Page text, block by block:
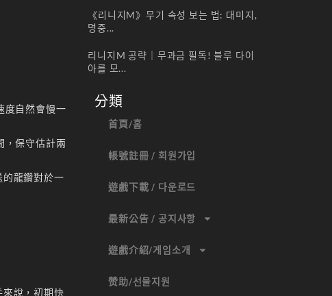
度自然會慢一
，保守估計兩
龍鑽對於一
說，初期快
《리니지M》무기 속성 보는 법: 대미지,
명중...
리니지M 공략｜무과금 필독! 블루 다이
아를 모...
分類
首頁/홈
帳號註冊 / 회원가입
遊戲下載 / 다운로드
最新公告 / 공지사항
遊戲介紹/게임소개
赞助/선물지원